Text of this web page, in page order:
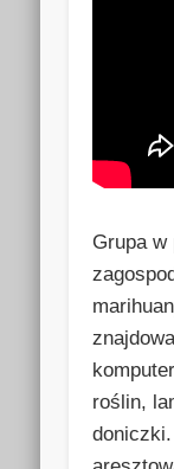
Grupa w
roślin,